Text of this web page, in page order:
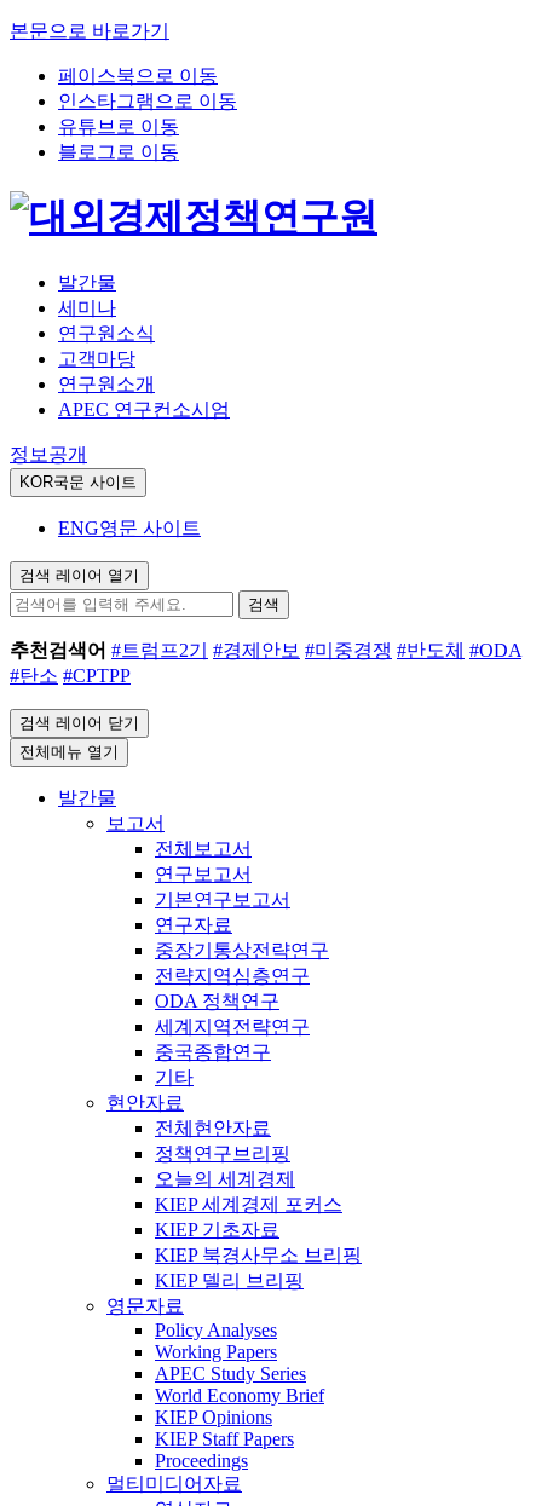
본문으로 바로가기
페이스북으로 이동
인스타그램으로 이동
유튜브로 이동
블로그로 이동
발간물
세미나
연구원소식
고객마당
연구원소개
APEC 연구컨소시엄
정보공개
KOR국문 사이트
ENG영문 사이트
검색 레이어 열기
검색
추천검색어 #트럼프2기 #경제안보 #미중경쟁 #반도체 #ODA
#탄소 #CPTPP
검색 레이어 닫기
전체메뉴 열기
발간물
보고서
전체보고서
연구보고서
기본연구보고서
연구자료
중장기통상전략연구
전략지역심층연구
ODA 정책연구
세계지역전략연구
중국종합연구
기타
현안자료
전체현안자료
정책연구브리핑
오늘의 세계경제
KIEP 세계경제 포커스
KIEP 기초자료
KIEP 북경사무소 브리핑
KIEP 델리 브리핑
영문자료
Policy Analyses
Working Papers
APEC Study Series
World Economy Brief
KIEP Opinions
KIEP Staff Papers
Proceedings
멀티미디어자료